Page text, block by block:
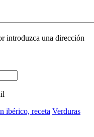
introduzca una dirección
ibérico, receta Verduras